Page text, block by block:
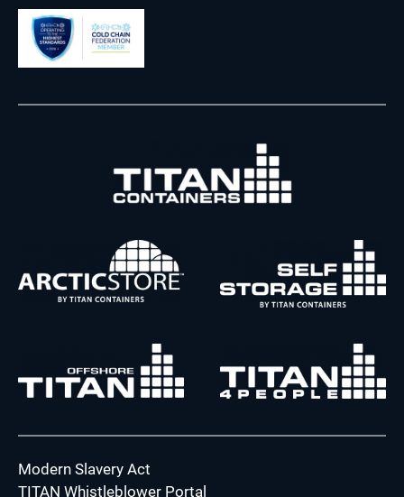
Modern Slavery Act
TITAN Whistleblower Portal